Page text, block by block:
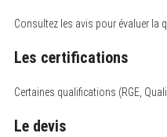
Consultez les avis pour évaluer la
Les certifications
Certaines qualifications (RGE,
Le devis